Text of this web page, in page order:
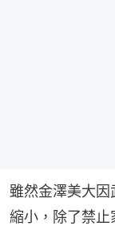
雖然金澤美大
縮小，除了禁